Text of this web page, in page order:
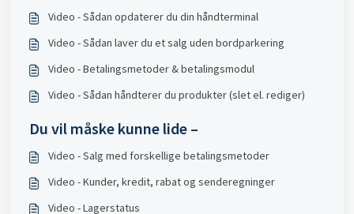
Video - Sådan opdaterer du din håndterminal
Video - Sådan laver du et salg uden bordparkering
Video - Betalingsmetoder & betalingsmodul
Video - Sådan håndterer du produkter (slet el. rediger)
Du vil måske kunne lide –
Video - Salg med forskellige betalingsmetoder
Video - Kunder, kredit, rabat og senderegninger
Video - Lagerstatus